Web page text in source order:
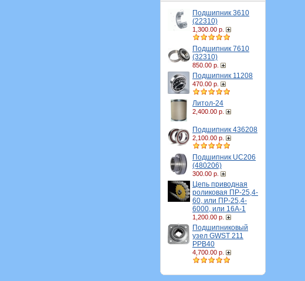
Подшипник 3610
(22310)
1,300.00 р.
Подшипник 7610
(32310)
850.00 р.
Подшипник 11208
470.00 р.
Литол-24
2,400.00 р.
Подшипник 436208
2,100.00 р.
Подшипник UC206
(480206)
300.00 р.
Цепь приводная
роликовая ПР-25,4-
60, или ПР-25,4-
6000, или 16A-1
1,200.00 р.
Подшипниковый
узел GWST 211
PPB40
4,700.00 р.